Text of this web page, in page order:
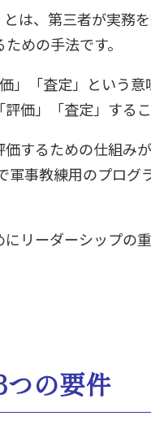
は、第三者が実務
めの手法です。
「査定」という意
価」「査定」する
するための仕組み
事教練用のプロ
リーダーシップ
の要件